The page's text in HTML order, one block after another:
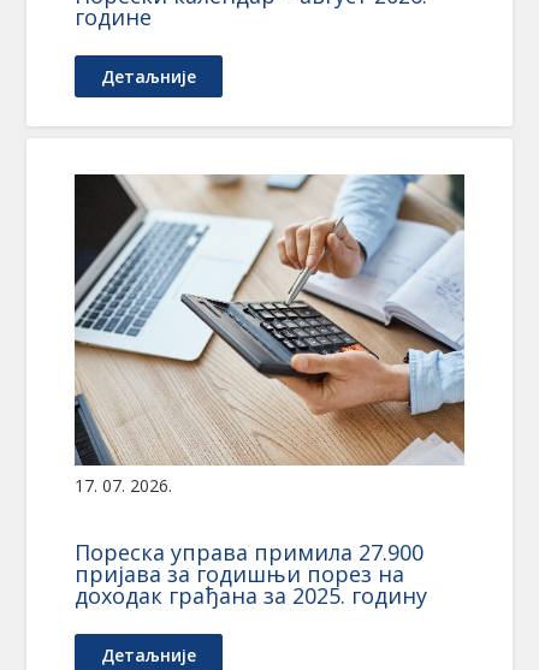
године
Детаљније
17. 07. 2026.
Пореска управа примила 27.900
пријава за годишњи порез на
доходак грађана за 2025. годину
Детаљније